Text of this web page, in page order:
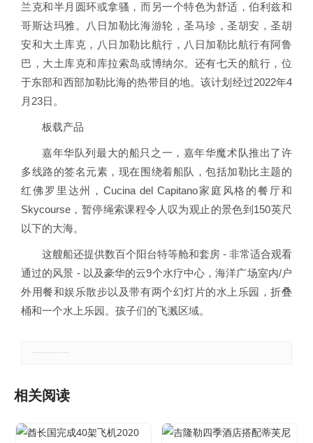
兰克和半月圆环或拿骚，而另一个特色为舒适，伯利兹和
哥斯达玛雅。八日加勒比海游轮，圣马珍，圣胡安，圣胡
安和大土库克，八日加勒比航行，八日加勒比航行有阿鲁
巴，大土库克和库拉索岛或博纳尔。还有七天的航行，位
于东部和西部加勒比海的热带目的地。该计划经过2022年4
月23日。
板载产品
嘉年华队列最大的船只之一，嘉年华魔术队推出了许
多线路的签名元素，现在围绕着船队，包括加勒比主题的
红佛罗里达州，Cucina del Capitano家庭风格的餐厅和
Skycourse，暂停绳索课程令人叹为观止的景色到150英尺
以下的大海。
这艘船还提供数百个阳台特等舱和套房 - 非常适合观看
通过的风景 - 以及豪华的云9个水疗中心，海洋广场室内/户
外用餐和娱乐散步以及带有两个幻灯片的水上乐园，折叠
桶和一个水上乐园。孩子们的飞溅区域。
相关阅读